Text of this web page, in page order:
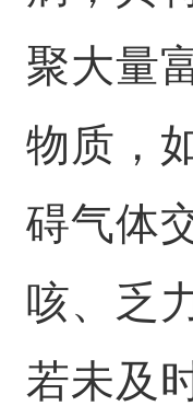
聚大量
物质，
碍气体
咳、乏
若未及